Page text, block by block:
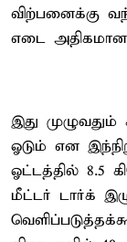
விற்பனைக்கு
எடை
இது
ஓடும் என
ஓட்டத்தில் 8.5
மீட்டர் டார்க்